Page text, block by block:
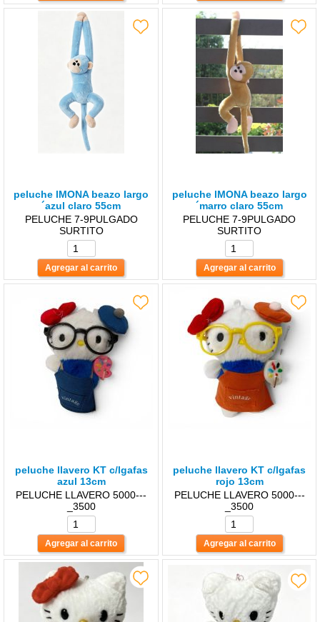
peluche lMONA beazo largo
´azul claro 55cm
PELUCHE 7-9PULGADO
SURTITO
peluche lMONA beazo largo
´marro claro 55cm
PELUCHE 7-9PULGADO
SURTITO
peluche llavero KT c/lgafas
azul 13cm
PELUCHE LLAVERO 5000---
_3500
peluche llavero KT c/lgafas
rojo 13cm
PELUCHE LLAVERO 5000---
_3500